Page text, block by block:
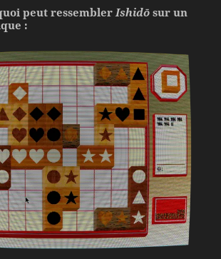
peut ressembler Ishidō sur un
: